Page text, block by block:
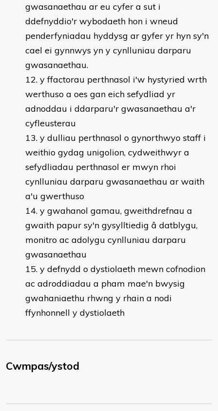
gwasanaethau ar eu cyfer a sut i
ddefnyddio'r wybodaeth hon i wneud
penderfyniadau hyddysg ar gyfer yr hyn sy'n
cael ei gynnwys yn y cynlluniau darparu
gwasanaethau.
y ffactorau perthnasol i'w hystyried wrth
werthuso a oes gan eich sefydliad yr
adnoddau i ddarparu'r gwasanaethau a'r
cyfleusterau
y dulliau perthnasol o gynorthwyo staff i
weithio gydag unigolion, cydweithwyr a
sefydliadau perthnasol er mwyn rhoi
cynlluniau darparu gwasanaethau ar waith
a'u gwerthuso
y gwahanol gamau, gweithdrefnau a
gwaith papur sy'n gysylltiedig â datblygu,
monitro ac adolygu cynlluniau darparu
gwasanaethau
y defnydd o dystiolaeth mewn cofnodion
ac adroddiadau a pham mae'n bwysig
gwahaniaethu rhwng y rhain a nodi
ffynhonnell y dystiolaeth
Cwmpas/ystod